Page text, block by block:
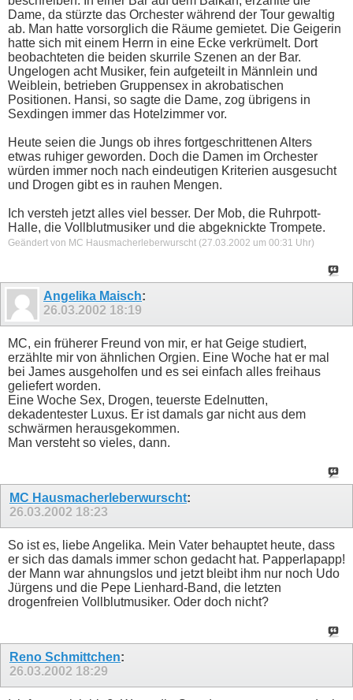
Dame, da stürzte das Orchester während der Tour gewaltig
ab. Man hatte vorsorglich die Räume gemietet. Die Geigerin
hatte sich mit einem Herrn in eine Ecke verkrümelt. Dort
beobachteten die beiden skurrile Szenen an der Bar.
Ungelogen acht Musiker, fein aufgeteilt in Männlein und
Weiblein, betrieben Gruppensex in akrobatischen
Positionen. Hansi, so sagte die Dame, zog übrigens in
Sexdingen immer das Hotelzimmer vor.
Heute seien die Jungs ob ihres fortgeschrittenen Alters
etwas ruhiger geworden. Doch die Damen im Orchester
würden immer noch nach eindeutigen Kriterien ausgesucht
und Drogen gibt es in rauhen Mengen.
Ich versteh jetzt alles viel besser. Der Mob, die Ruhrpott-
Halle, die Vollblutmusiker und die abgeknickte Trompete.
Geändert von MC Hausmacherleberwurscht (27.03.2002 um 00:31 Uhr)
Angelika Maisch:
26.03.2002 18:19
MC, ein früherer Freund von mir, er hat Geige studiert,
erzählte mir von ähnlichen Orgien. Eine Woche hat er mal
bei James ausgeholfen und es sei einfach alles freihaus
geliefert worden.
Eine Woche Sex, Drogen, teuerste Edelnutten,
dekadentester Luxus. Er ist damals gar nicht aus dem
schwärmen herausgekommen.
Man versteht so vieles, dann.
MC Hausmacherleberwurscht:
26.03.2002 18:23
So ist es, liebe Angelika. Mein Vater behauptet heute, dass
er sich das damals immer schon gedacht hat. Papperlapapp!
der Mann war ahnungslos und jetzt bleibt ihm nur noch Udo
Jürgens und die Pepe Lienhard-Band, die letzten
drogenfreien Vollblutmusiker. Oder doch nicht?
Reno Schmittchen:
26.03.2002 18:29